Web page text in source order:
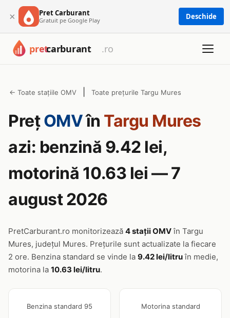
× Pret Carburant
Gratuit pe Google Play Deschide
← Toate stațiile OMV Toate prețurile Targu Mures
PrețOMVîn Targu Mures
azi: benzină 9.42 lei,
motorină 10.63 lei — 7
august 2026
PretCarburant.ro monitorizează 4 stații OMVîn Targu
Mures, județul Mures. Prețurile sunt actualizate la fiecare
2 ore. Benzina standard se vinde la 9.42 lei/litruîn medie,
motorina la 10.63 lei/litru.
Benzina standard 95 Motorina standard